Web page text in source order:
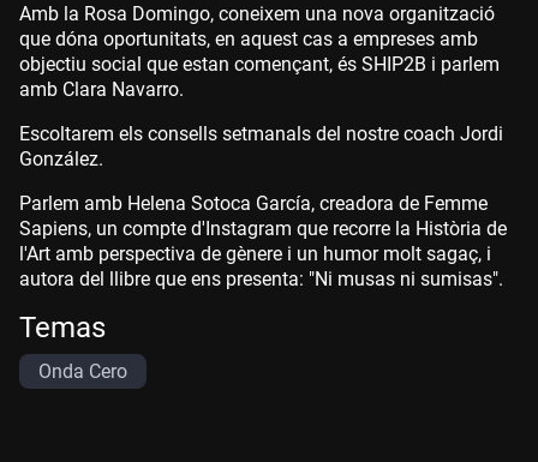
Amb la Rosa Domingo, coneixem una nova organització
que dóna oportunitats, en aquest cas a empreses amb
objectiu social que estan començant, és SHIP2B i parlem
amb Clara Navarro.
Escoltarem els consells setmanals del nostre coach Jordi
González.
Parlem amb Helena Sotoca García, creadora de Femme
Sapiens, un compte d'Instagram que recorre la Història de
l'Art amb perspectiva de gènere i un humor molt sagaç, i
autora del llibre que ens presenta: "Ni musas ni sumisas".
Temas
Onda Cero